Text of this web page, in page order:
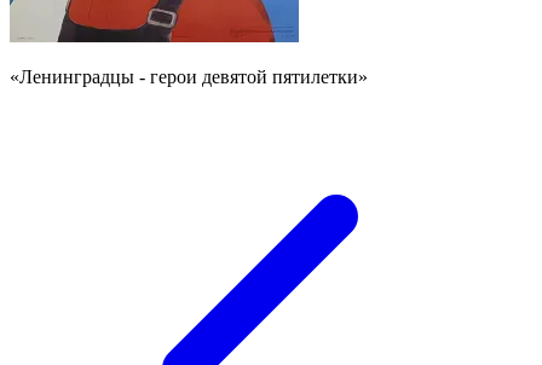
«Ленинградцы - герои девятой пятилетки»